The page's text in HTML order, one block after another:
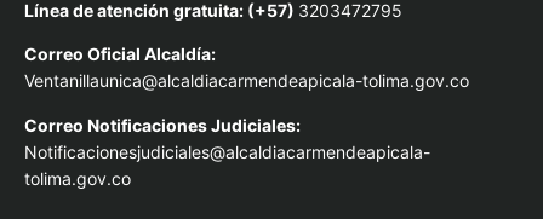
Línea de atención gratuita: (+57) 3203472795
Correo Oficial Alcaldía:
Ventanillaunica@alcaldiacarmendeapicala-tolima.gov.co
Correo Notificaciones Judiciales:
Notificacionesjudiciales@alcaldiacarmendeapicala-
tolima.gov.co